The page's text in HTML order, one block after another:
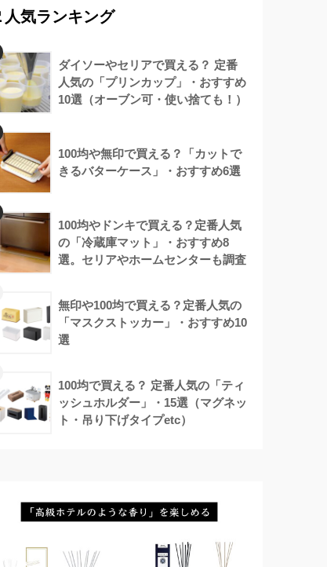
人気ランキング
ダイソーやセリアで買える？ 定番
人気の「プリンカップ」・おすすめ
10選（オーブン可・使い捨ても！）
100均や無印で買える？「カットで
きるバターケース」・おすすめ6選
100均やドンキで買える？定番人気
の「冷蔵庫マット」・おすすめ8
選。セリアやホームセンターも調査
無印や100均で買える？定番人気の
「マスクストッカー」・おすすめ10
選
100均で買える？ 定番人気の「ティ
ッシュホルダー」・15選（マグネッ
ト・吊り下げタイプetc）